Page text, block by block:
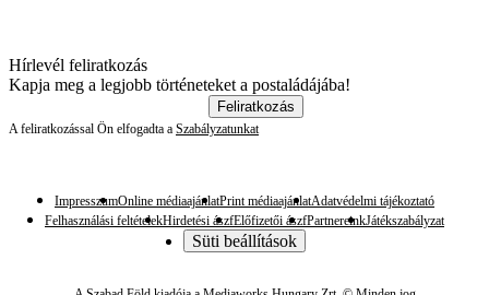
Hírlevél feliratkozás
Kapja meg a legjobb történeteket a postaládájába!
Feliratkozás
A feliratkozással Ön elfogadta a Szabályzatunkat
ImpresszumOnline médiaajánlatPrint médiaajánlatAdatvédelmi tájékoztató
Felhasználási feltételekHirdetési ászfElőfizetői ászfPartnereinkJátékszabályzat
Süti beállítások